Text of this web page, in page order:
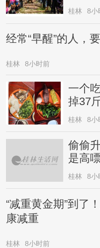
桂林 8小
经常“早醒”的人，
桂林 8小时前
一个
掉37
桂林 8小
偷偷
是高
桂林 8小
“减重黄金期”到了
康减重
桂林 8小时前